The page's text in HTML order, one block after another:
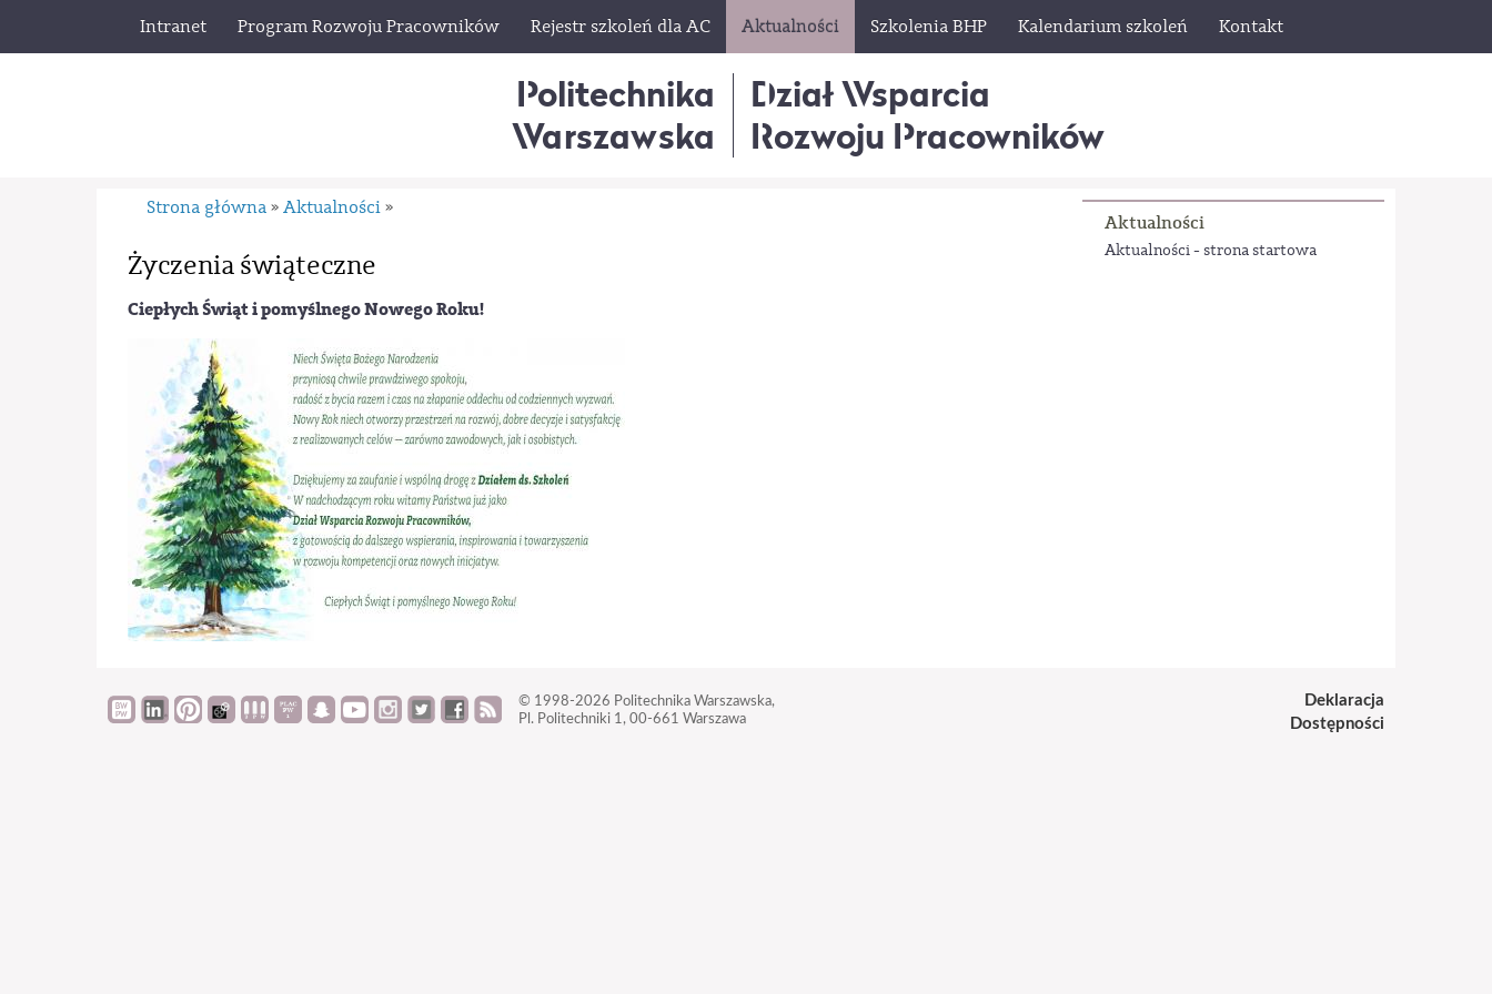
Intranet Program Rozwoju Pracowników Rejestr szkoleń dla AC Aktualności Szkolenia BHP Kalendarium szkoleń Kontakt
Politechnika
Warszawska
Dział Wsparcia
Rozwoju Pracowników
Aktualności
Aktualności - strona startowa
Strona główna » Aktualności »
Życzenia świąteczne
Ciepłych Świąt i pomyślnego Nowego Roku!
© 1998-2026 Politechnika Warszawska,
Pl. Politechniki 1, 00-661 Warszawa
Deklaracja
Dostępności